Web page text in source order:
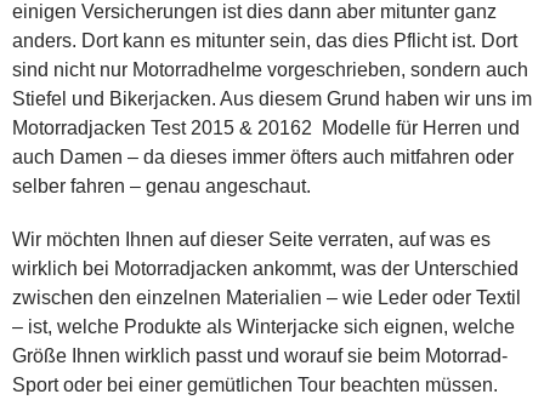
einigen Versicherungen ist dies dann aber mitunter ganz
anders. Dort kann es mitunter sein, das dies Pflicht ist. Dort
sind nicht nur Motorradhelme vorgeschrieben, sondern auch
Stiefel und Bikerjacken. Aus diesem Grund haben wir uns im
Motorradjacken Test 2015 & 20162 Modelle für Herren und
auch Damen – da dieses immer öfters auch mitfahren oder
selber fahren – genau angeschaut.
Wir möchten Ihnen auf dieser Seite verraten, auf was es
wirklich bei Motorradjacken ankommt, was der Unterschied
zwischen den einzelnen Materialien – wie Leder oder Textil
– ist, welche Produkte als Winterjacke sich eignen, welche
Größe Ihnen wirklich passt und worauf sie beim Motorrad-
Sport oder bei einer gemütlichen Tour beachten müssen.